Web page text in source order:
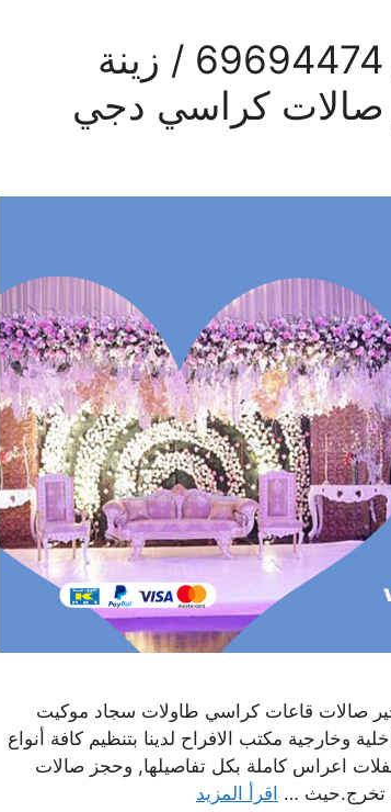
رقم مكتب أفراح الصديق / 69694474 / زينة
كراسي دجي
صالات قاعات كراسي طاولات سجاد موكيت
مكتب الافراح لدينا بتنظيم كافة أنواع
اعراس كاملة بكل تفاصيلها, وحجز صالات
تخرج.حيث … اقرأ المزيد